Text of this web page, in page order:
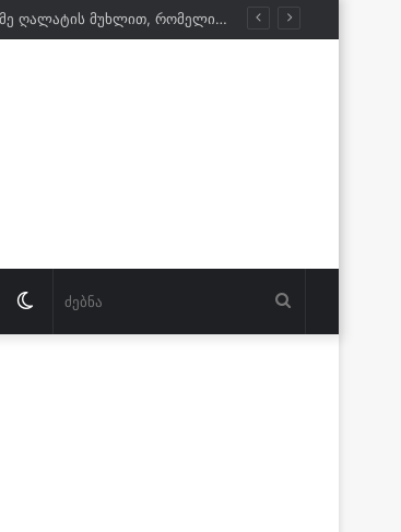
სააკაშვილი: მე და ბარამიძე ერთად ვმუშაობდით ტყვეების გაცვლაზე; ერთხელ გუდაუთაში კინაღამ ჩვენ თვითონ აგვიყვანეს ტყვედ…
Switch